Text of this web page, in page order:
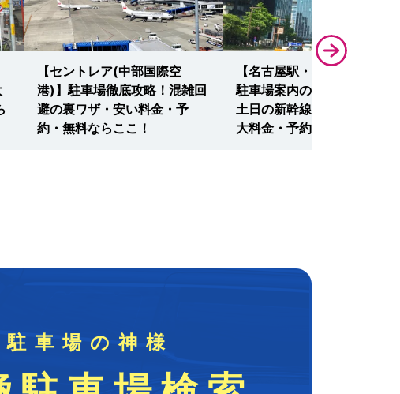
【セントレア(中部国際空
港)】駐車場徹底攻略！混雑回
避の裏ワザ・安い料金・予
約・無料ならここ！
【名古屋駅・名古屋髙島屋】
駐車場案内の決定版！平日・
土日の新幹線・連泊も安い最
大料金・予約・無料はここ！
駐車場の神様